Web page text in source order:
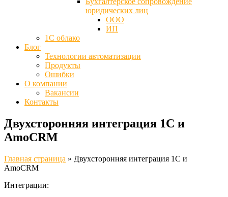
юридических лиц
ООО
ИП
1С облако
Блог
Технологии автоматизации
Продукты
Ошибки
О компании
Вакансии
Контакты
Двухсторонняя интеграция 1С и
AmoCRM
Главная страница » Двухсторонняя интеграция 1С и
AmoCRM
Интеграции: